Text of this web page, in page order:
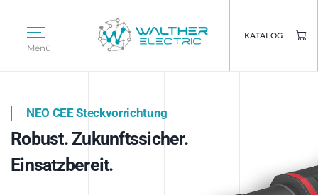
Menü
KATALOG
Intelligente Stromverteilung
NEO CEE Steckvorrichtung
Robust. Zukunftssicher.
Einsatzbereit.
Intelligenz trifft Energie.